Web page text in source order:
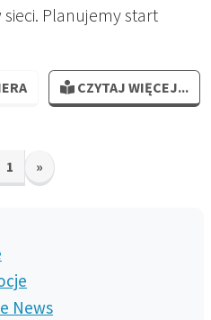
sieci. Planujemy start
CZYTAJ WIĘCEJ...
1 »
News